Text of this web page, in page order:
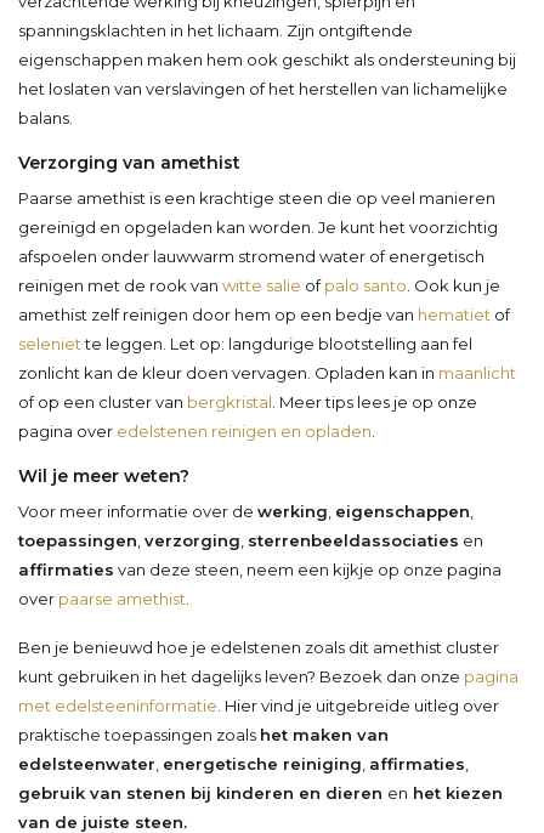
spanningsklachten in het lichaam. Zijn ontgiftende
eigenschappen maken hem ook geschikt als ondersteuning bij
het loslaten van verslavingen of het herstellen van lichamelijke
balans.
Verzorging van amethist
Paarse amethist is een krachtige steen die op veel manieren
gereinigd en opgeladen kan worden. Je kunt het voorzichtig
afspoelen onder lauwwarm stromend water of energetisch
reinigen met de rook van witte salie ofpalo santo . Ook kun je
amethist zelf reinigen door hem op een bedje van hematiet of
seleniette leggen. Let op: langdurige blootstelling aan fel
zonlicht kan de kleur doen vervagen. Opladen kan in maanlicht
of op een cluster van bergkristal . Meer tips lees je op onze
pagina over edelstenen reinigen en opladen
Wil je meer weten?
Voor meer informatie over de werking eigenschappen
toepassingen verzorging sterrenbeeldassociaties en
affirmaties van deze steen, neem een kijkje op onze pagina
over paarse amethist
Ben je benieuwd hoe je edelstenen zoals dit amethist cluster
kunt gebruiken in het dagelijks leven? Bezoek dan onze pagina
met edelsteeninformatie . Hier vind je uitgebreide uitleg over
praktische toepassingen zoals het maken van
edelsteenwater energetische reiniging affirmaties
gebruik van stenen bij kinderen en dieren en het kiezen
van de juiste steen.